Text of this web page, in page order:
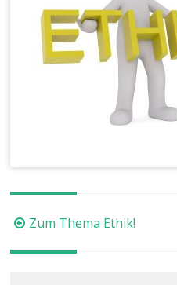
Beitragsnavigation
Zum Thema Ethik!